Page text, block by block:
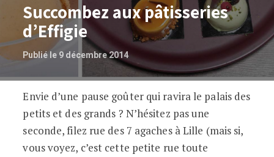
Succombez aux pâtisseries
d’Effigie
Publié le 9 décembre 2014
Succombez aux pâtisseries d’Effigie
Envie d’une pause goûter qui ravira le palais des
petits et des grands ? N’hésitez pas une
seconde, filez rue des 7 agaches à Lille (mais si,
vous voyez, c’est cette petite rue toute